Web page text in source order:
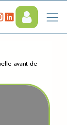
avant de